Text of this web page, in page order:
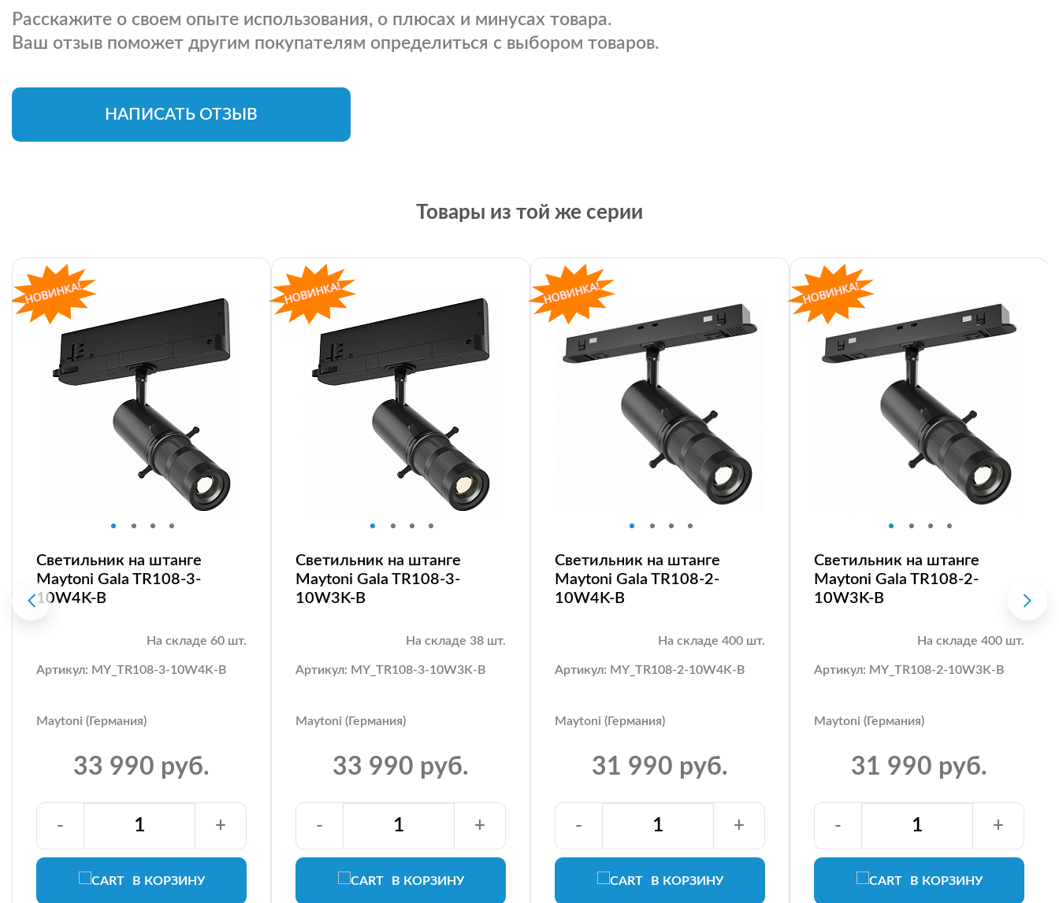
Расскажите о своем опыте использования, о плюсах и минусах товара.
Ваш отзыв поможет другим покупателям определиться с выбором товаров.
НАПИСАТЬ ОТЗЫВ
Товары из той же серии
Светильник на штанге
Maytoni Gala TR108-3-
10W4K-B
На складе 60 шт.
Артикул: MY_TR108-3-10W4K-B
Maytoni (Германия)
33 990 руб.
В КОРЗИНУ
- +
Светильник на штанге
Maytoni Gala TR108-3-
10W3K-B
На складе 38 шт.
Артикул: MY_TR108-3-10W3K-B
Maytoni (Германия)
33 990 руб.
В КОРЗИНУ
- +
Светильник на штанге
Maytoni Gala TR108-2-
10W4K-B
На складе 400 шт.
Артикул: MY_TR108-2-10W4K-B
Maytoni (Германия)
31 990 руб.
В КОРЗИНУ
- +
Светильник на штанге
Maytoni Gala TR108-2-
10W3K-B
На складе 400 шт.
Артикул: MY_TR108-2-10W3K-B
Maytoni (Германия)
31 990 руб.
В КОРЗИНУ
- +